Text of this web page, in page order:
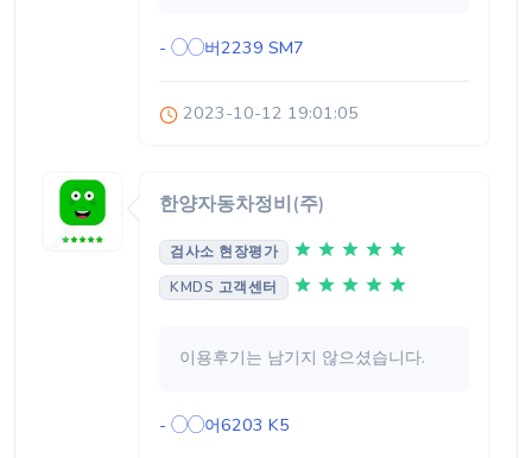
- ◯◯버2239 SM7
2023-10-12 19:01:05
한양자동차정비(주)
검사소 현장평가
KMDS 고객센터
이용후기는 남기지 않으셨습니다.
- ◯◯어6203 K5